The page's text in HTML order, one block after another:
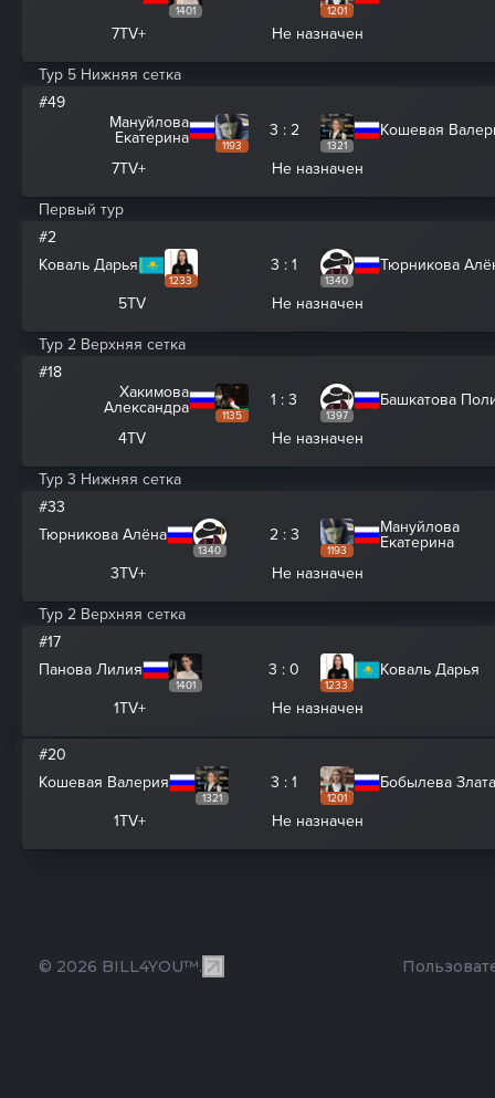
1401 1201
7TV+ Не назначен
Тур 5 Нижняя сетка
#49
Мануйлова
Екатерина
1193
3 : 2
1321
Кошевая
7TV+ Не назначен
Первый тур
#2
Коваль Дарья
1233
3 : 1
1340
Тюрникова
5TV Не назначен
Тур 2 Верхняя сетка
#18
Хакимова
Александра
1135
1 : 3
1397
Башкатова
4TV Не назначен
Тур 3 Нижняя сетка
#33
Тюрникова Алёна
1340
2 : 3
1193
Мануйлова
Екатерина
3TV+
Не назначен
Тур 2 Верхняя сетка
#17
Панова Лилия
1401
3 : 0
1233
Коваль Дарья
1TV+ Не назначен
#20
Кошевая Валерия
1321
3 : 1
1201
Бобылева Злата
1TV+ Не назначен
© 2026 BILL4YOU™.